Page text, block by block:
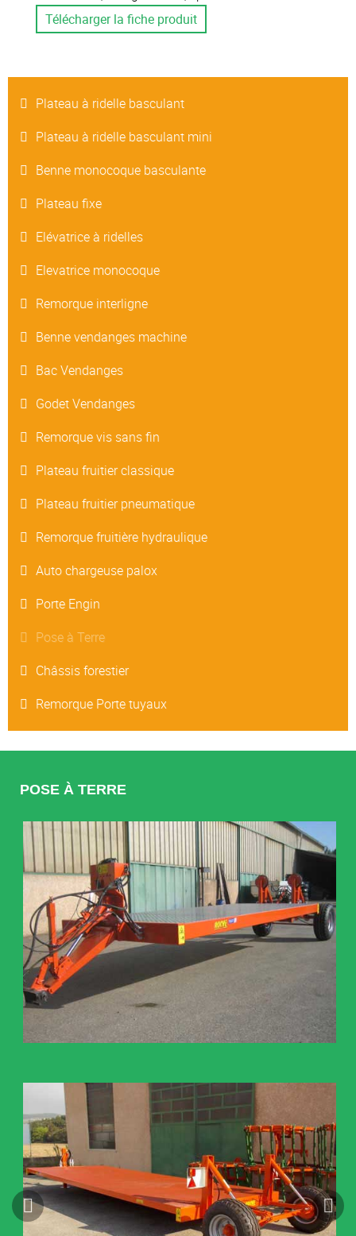
Télécharger la fiche produit
Plateau à ridelle basculant
Plateau à ridelle basculant mini
Benne monocoque basculante
Plateau fixe
Elévatrice à ridelles
Elevatrice monocoque
Remorque interligne
Benne vendanges machine
Bac Vendanges
Godet Vendanges
Remorque vis sans fin
Plateau fruitier classique
Plateau fruitier pneumatique
Remorque fruitière hydraulique
Auto chargeuse palox
Porte Engin
Pose à Terre
Châssis forestier
Remorque Porte tuyaux
POSE À TERRE